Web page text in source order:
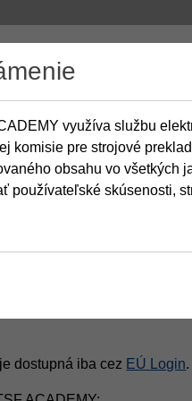
dostupná iba cez EÚ Login.
využíva službu
komisie pre strojové
obsahu vo všetkých
používateľské skúsenosti,